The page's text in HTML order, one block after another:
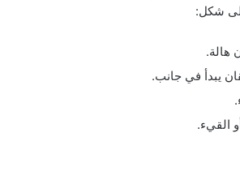
هالة.
يبدأ في جانب.
القيء.